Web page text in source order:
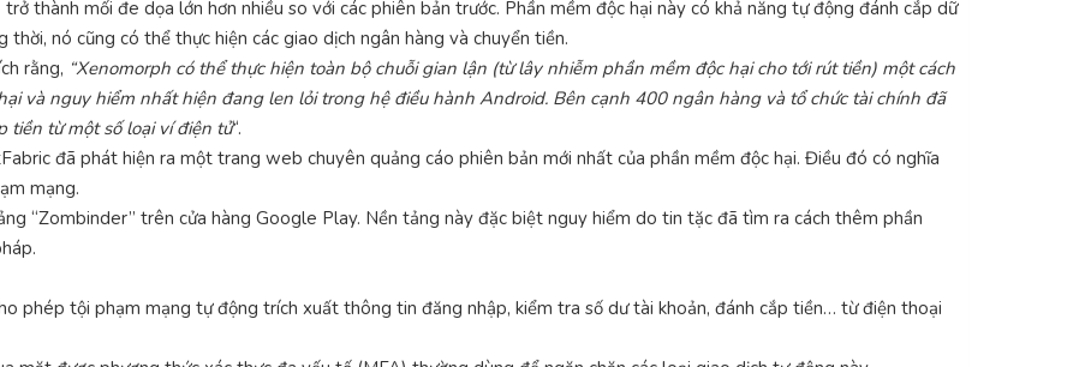
thành mối đe dọa lớn hơn nhiều so với các phiên bản trước. Phần mềm độc hại này có khả năng tự động đánh cắp dữ
nó cũng có thể thực hiện các giao dịch ngân hàng và chuyển tiền.
rằng, “Xenomorph có thể thực hiện toàn bộ chuỗi gian lận (từ lây nhiễm phần mềm độc hại cho tới rút tiền) một cách
và nguy hiểm nhất hiện đang len lỏi trong hệ điều hành Android. Bên cạnh 400 ngân hàng và tổ chức tài chính đã
tiền từ một số loại ví điện tử“.
đã phát hiện ra một trang web chuyên quảng cáo phiên bản mới nhất của phần mềm độc hại. Điều đó có nghĩa
mạng.
“Zombinder” trên cửa hàng Google Play. Nền tảng này đặc biệt nguy hiểm do tin tặc đã tìm ra cách thêm phần
phép tội phạm mạng tự động trích xuất thông tin đăng nhập, kiểm tra số dư tài khoản, đánh cắp tiền… từ điện thoại